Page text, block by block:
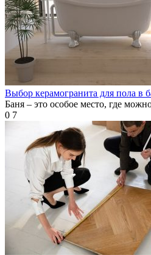
Выбор керамогранита для пола в
Баня – это особое место, где
0 7